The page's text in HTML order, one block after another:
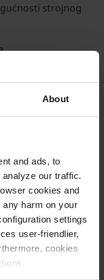
About
and ads, to
our traffic.
cookies and
harm on your
settings
user-friendlier,
cookies
strojnog
ili
posipavanje
EN 1338:2004